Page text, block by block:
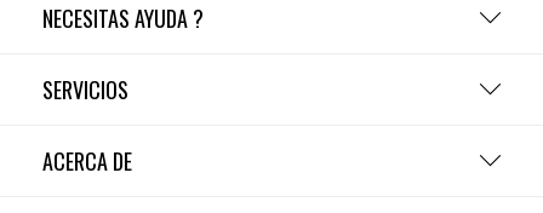
NECESITAS AYUDA ?
SERVICIOS
ACERCA DE